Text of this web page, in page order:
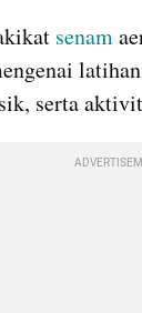
senam
serta